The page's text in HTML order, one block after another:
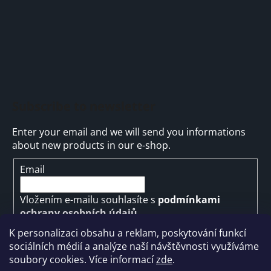
K personalizaci obsahu a reklam, poskytování funkcí
sociálních médií a analýze naší návštěvnosti využíváme
soubory cookies. Více informacízde.
Enter your email and we will send you informations
about new products in our e-shop.
Email
Vložením e-mailu souhlasíte s podmínkami
ochrany osobních údajů
SUBSCRIBE